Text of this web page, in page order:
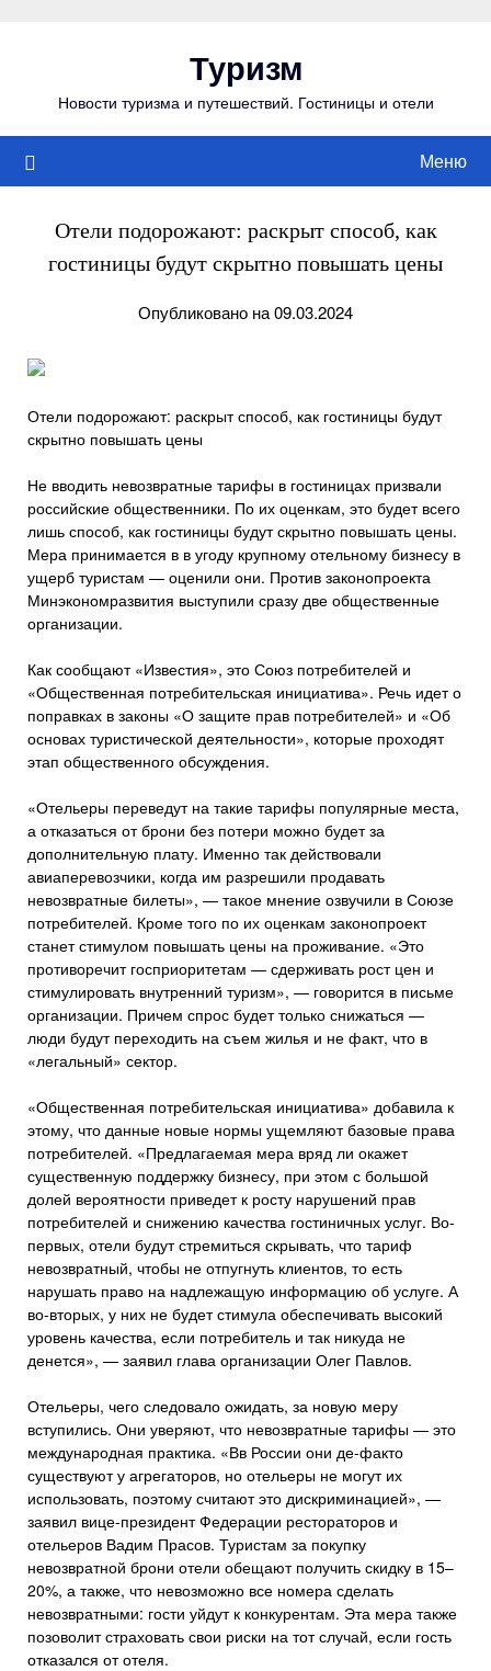
Туризм
Новости туризма и путешествий. Гостиницы и отели
Меню
Отели подорожают: раскрыт способ, как
гостиницы будут скрытно повышать цены
Опубликовано на 09.03.2024
Отели подорожают: раскрыт способ, как гостиницы будут
скрытно повышать цены
Не вводить невозвратные тарифы в гостиницах призвали
российские общественники. По их оценкам, это будет всего
лишь способ, как гостиницы будут скрытно повышать цены.
Мера принимается в в угоду крупному отельному бизнесу в
ущерб туристам — оценили они. Против законопроекта
Минэкономразвития выступили сразу две общественные
организации.
Как сообщают «Известия», это Союз потребителей и
«Общественная потребительская инициатива». Речь идет о
поправках в законы «О защите прав потребителей» и «Об
основах туристической деятельности», которые проходят
этап общественного обсуждения.
«Отельеры переведут на такие тарифы популярные места,
а отказаться от брони без потери можно будет за
дополнительную плату. Именно так действовали
авиаперевозчики, когда им разрешили продавать
невозвратные билеты», — такое мнение озвучили в Союзе
потребителей. Кроме того по их оценкам законопроект
станет стимулом повышать цены на проживание. «Это
противоречит госприоритетам — сдерживать рост цен и
стимулировать внутренний туризм», — говорится в письме
организации. Причем спрос будет только снижаться —
люди будут переходить на съем жилья и не факт, что в
«легальный» сектор.
«Общественная потребительская инициатива» добавила к
этому, что данные новые нормы ущемляют базовые права
потребителей. «Предлагаемая мера вряд ли окажет
существенную поддержку бизнесу, при этом с большой
долей вероятности приведет к росту нарушений прав
потребителей и снижению качества гостиничных услуг. Во-
первых, отели будут стремиться скрывать, что тариф
невозвратный, чтобы не отпугнуть клиентов, то есть
нарушать право на надлежащую информацию об услуге. А
во-вторых, у них не будет стимула обеспечивать высокий
уровень качества, если потребитель и так никуда не
денется», — заявил глава организации Олег Павлов.
Отельеры, чего следовало ожидать, за новую меру
вступились. Они уверяют, что невозвратные тарифы — это
международная практика. «Вв России они де-факто
существуют у агрегаторов, но отельеры не могут их
использовать, поэтому считают это дискриминацией», —
заявил вице-президент Федерации рестораторов и
отельеров Вадим Прасов. Туристам за покупку
невозвратной брони отели обещают получить скидку в 15–
20%, а также, что невозможно все номера сделать
невозвратными: гости уйдут к конкурентам. Эта мера также
позоволит страховать свои риски на тот случай, если гость
отказался от отеля.